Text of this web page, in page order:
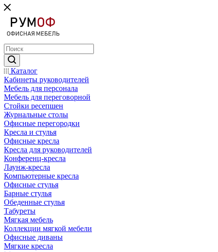
Каталог
Кабинеты руководителей
Мебель для персонала
Мебель для переговорной
Стойки ресепшен
Журнальные столы
Офисные перегородки
Кресла и стулья
Офисные кресла
Кресла для руководителей
Конференц-кресла
Лаунж-кресла
Компьютерные кресла
Офисные стулья
Барные стулья
Обеденные стулья
Табуреты
Мягкая мебель
Коллекции мягкой мебели
Офисные диваны
Мягкие кресла